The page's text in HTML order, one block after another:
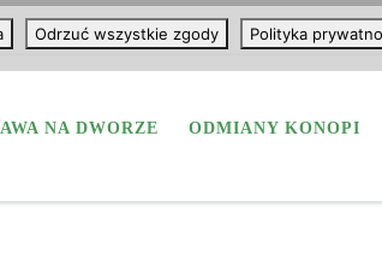
NA DWORZE ODMIANY KONOPI
Odrzuć wszystkie zgody Polityka